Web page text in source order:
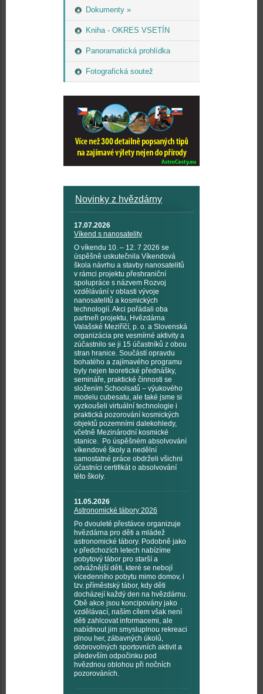
Dokumenty »
Kniha - OKRES VSETÍN
Panoramatická prohlídka
Fotografická soutež
Novinky z hvězdárny
17.07.2026
Víkend s nanosatelity
O víkendu 10. – 12. 7 2026 se
úspěšně uskutečnila Víkendová
škola návrhu a stavby nanosatelitů
v rámci projektu přeshraniční
spolupráce s názvem Rozvoj
vzdělávání v oblasti vývoje
nanosatelitů a kosmických
technologií. Akci pořádali oba
partneři projektu, Hvězdárna
Valašské Meziříčí, p. o. a Slovenská
organizácia pre vesmírné aktivity a
zúčastnilo se ji 15 účastníků z obou
stran hranice. Součástí opravdu
bohatého a zajímavého programu
byly nejen teoretické přednášky,
semináře, praktické činnosti se
složením Schoolsatů – výukového
modelu cubesatu, ale také jsme si
vyzkoušeli virtuální technologie i
praktická pozorování kosmických
objektů pozemními dalekohledy,
včetně Mezinárodní kosmické
stanice. Po úspěšném absolvování
víkendové školy a nedělní
samostatné práce obdrželi všichni
účastníci certifikát o absolvování
této školy.
11.05.2026
Astronomické tábory 2026
Po dvouleté přestávce organizuje
hvězdárna pro děti a mládež
astronomické tábory. Podobně jako
v předchozích letech nabízíme
pobytový tábor pro starší a
odvážnější děti, které se nebojí
vícedenního pobytu mimo domov, i
tzv. příměstský tábor, kdy děti
docházejí každý den na hvězdárnu.
Obě akce jsou koncipovány jako
vzdělávací, naším cílem však není
děti zahlcovat informacemi, ale
nabídnout jim smysluplnou rekreaci
plnou her, zábavných úkolů,
dobrovolných sportovních aktivit a
především odpočinku pod
hvězdnou oblohou při nočních
pozorováních.